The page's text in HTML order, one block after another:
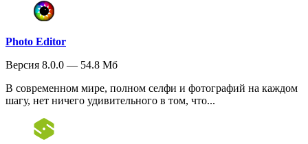
Photo Editor
Версия 8.0.0 — 54.8 Мб
В современном мире, полном селфи и фотографий на каждом
шагу, нет ничего удивительного в том, что...